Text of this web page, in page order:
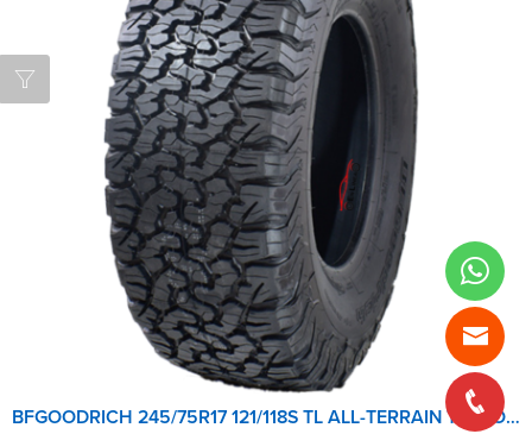
BFGOODRICH 245/75R17 121/118S TL ALL-TERRAIN T/A KO2 LRE RWL GO